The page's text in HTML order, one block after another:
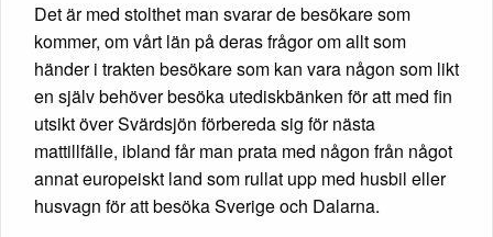
Det är med stolthet man svarar de besökare som
kommer, om vårt län på deras frågor om allt som
händer i trakten besökare som kan vara någon som likt
en själv behöver besöka utediskbänken för att med fin
utsikt över Svärdsjön förbereda sig för nästa
mattillfälle, ibland får man prata med någon från något
annat europeiskt land som rullat upp med husbil eller
husvagn för att besöka Sverige och Dalarna.